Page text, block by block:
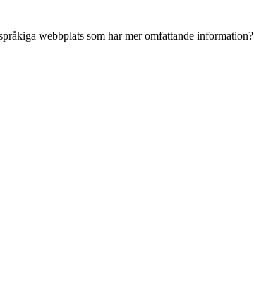
webbplats som har mer omfattande information?